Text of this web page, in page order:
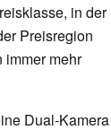
in der
Preisregion
immer mehr
Dual-Kamera